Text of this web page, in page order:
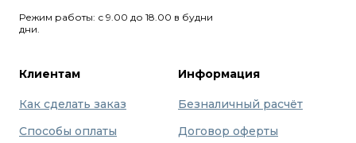
Режим работы: с 9.00 до 18.00 в будни
дни.
Клиентам
Как сделать заказ
Способы оплаты
Информация
Безналичный расчёт
Договор оферты